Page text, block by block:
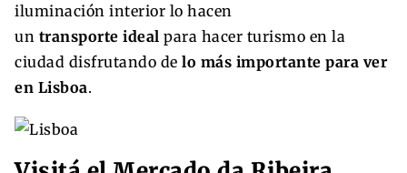
iluminación interior lo hacen
un transporte ideal para hacer turismo en la
ciudad disfrutando de lo más importante para ver
en Lisboa.